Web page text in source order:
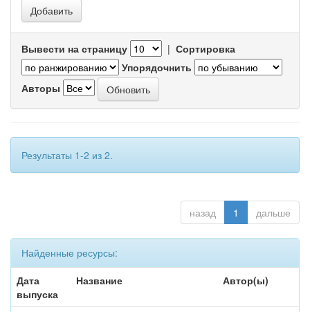
Вывести на страницу | Сортировка
Упорядочнить
Авторы
Результаты 1-2 из 2.
назад 1 дальше
Найденные ресурсы:
Дата
выпуска
Название Автор(ы)